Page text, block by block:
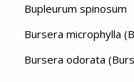
Bupleurum spinosum
Bursera microphylla
Bursera odorata